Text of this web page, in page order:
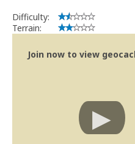
Difficulty:
Terrain:
Join now to view